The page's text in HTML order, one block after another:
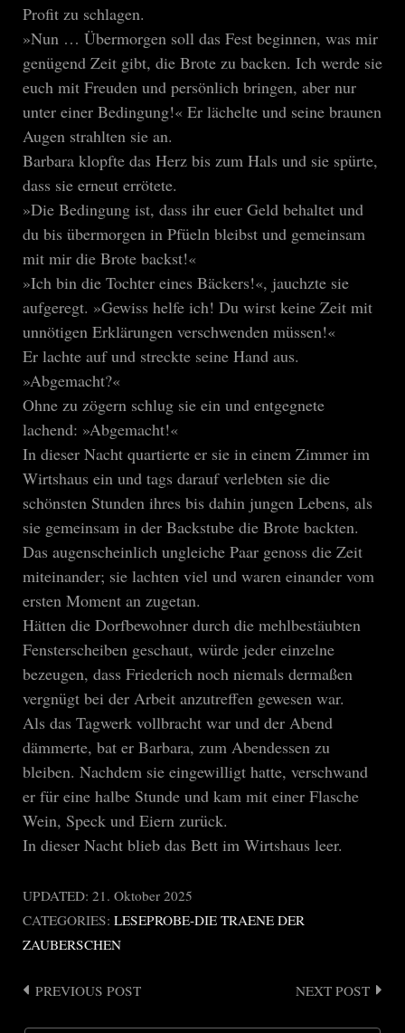
Profit zu schlagen.
»Nun … Übermorgen soll das Fest beginnen, was mir
genügend Zeit gibt, die Brote zu backen. Ich werde sie
euch mit Freuden und persönlich bringen, aber nur
unter einer Bedingung!« Er lächelte und seine braunen
Augen strahlten sie an.
Barbara klopfte das Herz bis zum Hals und sie spürte,
dass sie erneut errötete.
»Die Bedingung ist, dass ihr euer Geld behaltet und
du bis übermorgen in Pfüeln bleibst und gemeinsam
mit mir die Brote backst!«
»Ich bin die Tochter eines Bäckers!«, jauchzte sie
aufgeregt. »Gewiss helfe ich! Du wirst keine Zeit mit
unnötigen Erklärungen verschwenden müssen!«
Er lachte auf und streckte seine Hand aus.
»Abgemacht?«
Ohne zu zögern schlug sie ein und entgegnete
lachend: »Abgemacht!«
In dieser Nacht quartierte er sie in einem Zimmer im
Wirtshaus ein und tags darauf verlebten sie die
schönsten Stunden ihres bis dahin jungen Lebens, als
sie gemeinsam in der Backstube die Brote backten.
Das augenscheinlich ungleiche Paar genoss die Zeit
miteinander; sie lachten viel und waren einander vom
ersten Moment an zugetan.
Hätten die Dorfbewohner durch die mehlbestäubten
Fensterscheiben geschaut, würde jeder einzelne
bezeugen, dass Friederich noch niemals dermaßen
vergnügt bei der Arbeit anzutreffen gewesen war.
Als das Tagwerk vollbracht war und der Abend
dämmerte, bat er Barbara, zum Abendessen zu
bleiben. Nachdem sie eingewilligt hatte, verschwand
er für eine halbe Stunde und kam mit einer Flasche
Wein, Speck und Eiern zurück.
In dieser Nacht blieb das Bett im Wirtshaus leer.
UPDATED: 21. Oktober 2025
CATEGORIES: LESEPROBE-DIE TRAENE DER
ZAUBERSCHEN
Post
navigation
PREVIOUS POST NEXT POST